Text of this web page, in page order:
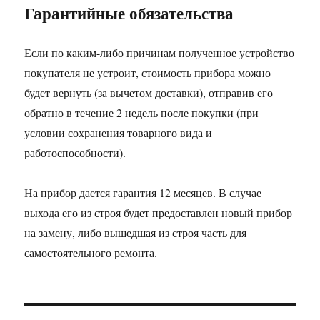
Гарантийные обязательства
Если по каким-либо причинам полученное устройство
покупателя не устроит, стоимость прибора можно
будет вернуть (за вычетом доставки), отправив его
обратно в течение 2 недель после покупки (при
условии сохранения товарного вида и
работоспособности).
На прибор дается гарантия 12 месяцев. В случае
выхода его из строя будет предоставлен новый прибор
на замену, либо вышедшая из строя часть для
самостоятельного ремонта.